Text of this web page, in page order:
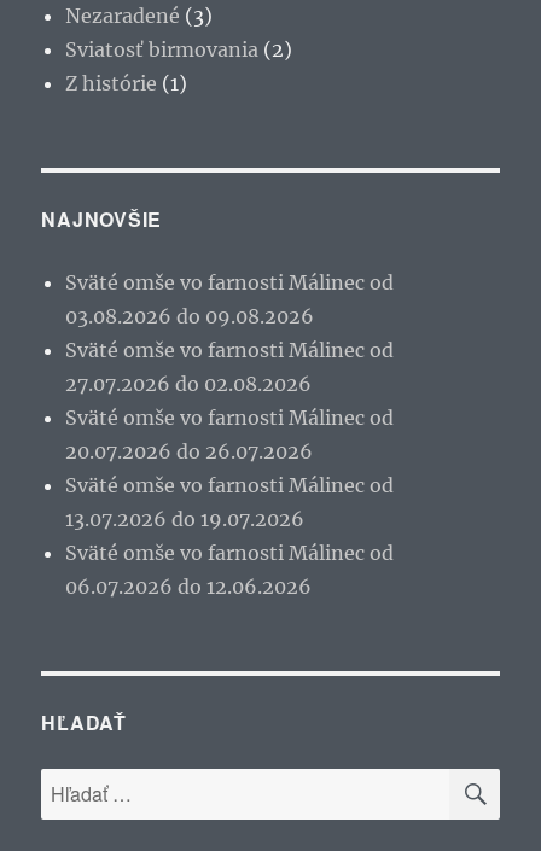
Nezaradené (3)
Sviatosť birmovania (2)
Z histórie (1)
NAJNOVŠIE
Sväté omše vo farnosti Málinec od
03.08.2026 do 09.08.2026
Sväté omše vo farnosti Málinec od
27.07.2026 do 02.08.2026
Sväté omše vo farnosti Málinec od
20.07.2026 do 26.07.2026
Sväté omše vo farnosti Málinec od
13.07.2026 do 19.07.2026
Sväté omše vo farnosti Málinec od
06.07.2026 do 12.06.2026
HĽADAŤ
Hľadať: